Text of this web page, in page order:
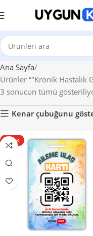
Ana Sayfa
Ürünler “"Kronik Hastalık
3 sonucun tümü
Kenar çubuğunu
SICAK